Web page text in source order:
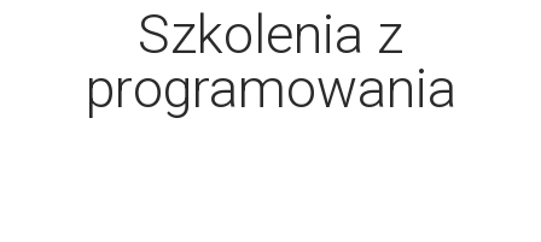
Szkolenia z
programowania